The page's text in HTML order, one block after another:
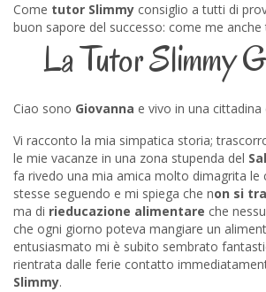
Come tutor Slimmy consiglio a tutti di
buon sapore del successo: come me anche
La Tutor Slimmy
Ciao sono Giovanna e vivo in una cittadina
Vi racconto la mia simpatica storia;
le mie vacanze in una zona stupenda del
fa rivedo una mia amica molto dimagrita le
stesse seguendo e mi spiega che non si
ma di rieducazione alimentare che
che ogni giorno poteva mangiare un
entusiasmato mi è subito sembrato
rientrata dalle ferie contatto
Slimmy.